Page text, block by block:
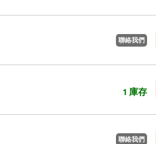
聯絡我們
1 庫存
聯絡我們